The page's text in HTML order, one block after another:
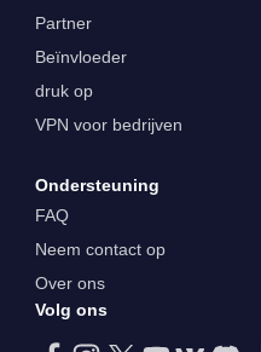
Partner
Beïnvloeder
druk op
VPN voor bedrijven
Ondersteuning
FAQ
Neem contact op
Over ons
Volg ons